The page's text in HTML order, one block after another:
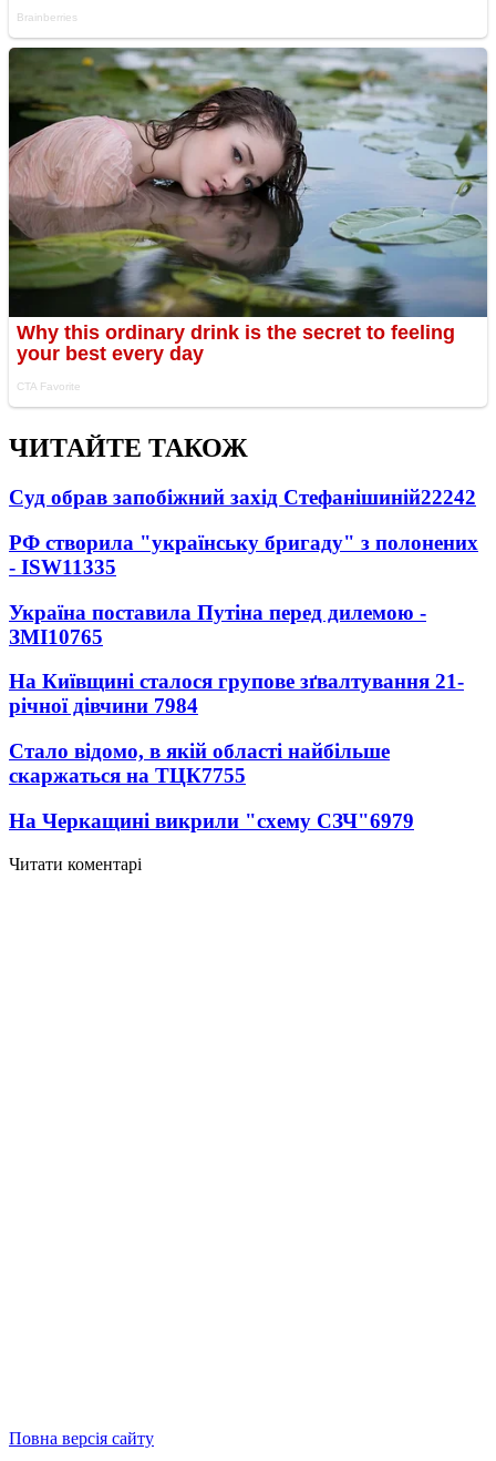
ЧИТАЙТЕ ТАКОЖ
Суд обрав запобіжний захід Стефанішиній22242
РФ створила "українську бригаду" з полонених
- ISW11335
Україна поставила Путіна перед дилемою -
ЗМІ10765
На Київщині сталося групове зґвалтування 21-
річної дівчини 7984
Стало відомо, в якій області найбільше
скаржаться на ТЦК7755
На Черкащині викрили "схему СЗЧ"6979
Читати коментарі
Повна версія сайту